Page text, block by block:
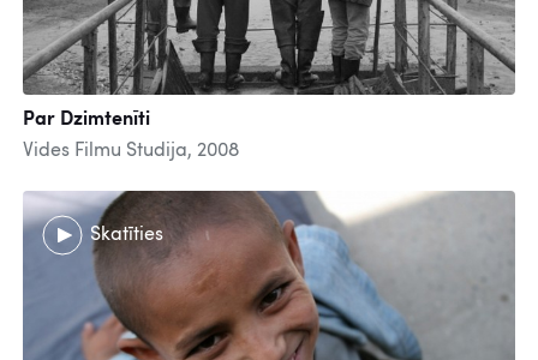
Par Dzimtenīti
Vides Filmu Studija, 2008
Skatīties